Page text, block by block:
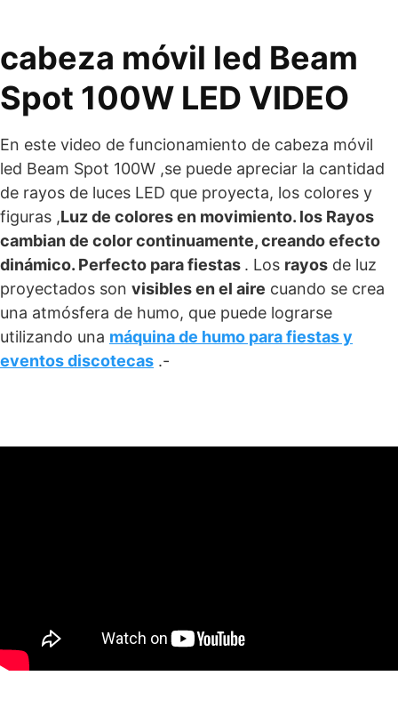
cabeza móvil led Beam
Spot 100W LED VIDEO
En este video de funcionamiento de cabeza móvil
led Beam Spot 100W ,se puede apreciar la cantidad
de rayos de luces LED que proyecta, los colores y
figuras ,Luz de colores en movimiento. los Rayos
cambian de color continuamente, creando efecto
dinámico. Perfecto para fiestas . Los rayos de luz
proyectados son visibles en el aire cuando se crea
una atmósfera de humo, que puede lograrse
utilizando una máquina de humo para fiestas y
eventos discotecas .-